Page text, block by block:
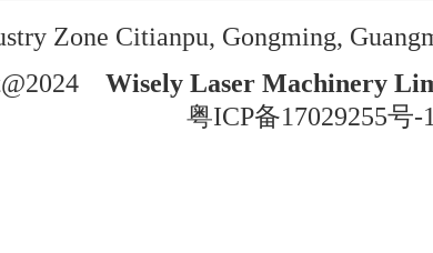
Zone Citianpu, Gongming,
Wisely Laser Machinery
粤ICP备17029255号-